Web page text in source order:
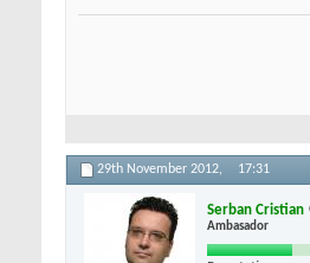
29th November 2012, 17:31
Serban Cristian
Ambasador